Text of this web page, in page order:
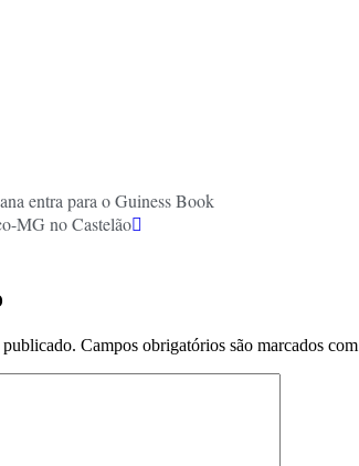
entra para o Guiness Book
MG no Castelão
publicado. Campos obrigatórios são marcados com